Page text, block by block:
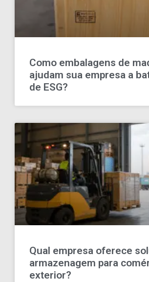
Como embalagens de
ajudam sua empresa a
de ESG?
Qual empresa oferece
armazenagem para
exterior?